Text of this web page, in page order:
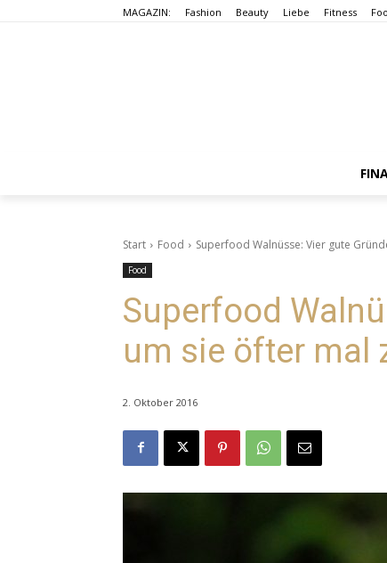
MAGAZIN: Fashion Beauty Liebe Fitness
Start Food Superfood Walnüsse: Vier gute
Food
Superfood
um sie öfter mal
2. Oktober 2016